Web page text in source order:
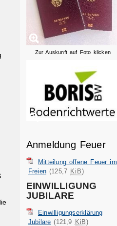
Zur Auskunft auf Foto klicken
Anmeldung Feuer
Mitteilung offene Feuer im
Freien (125,7 KiB)
EINWILLIGUNG
JUBILARE
Einwilligungserklärung
Jubilare (121,9 KiB)